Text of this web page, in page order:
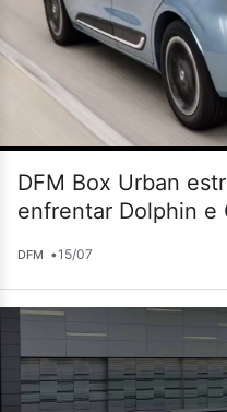
DFM Box Urban
enfrentar Dolphin e
DFM •15/07